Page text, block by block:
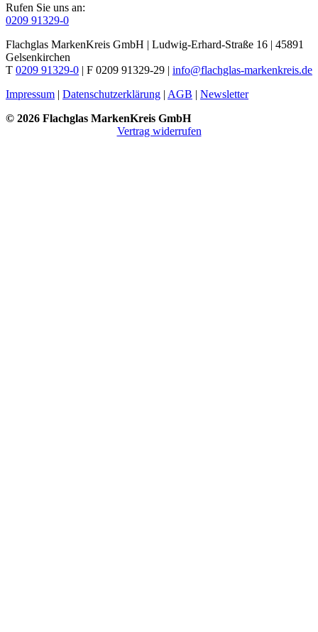
Rufen Sie uns an:
0209 91329-0
Flachglas MarkenKreis GmbH | Ludwig-Erhard-Straße 16 | 45891
Gelsenkirchen
T 0209 91329-0 | F 0209 91329-29 | info@flachglas-markenkreis.de
Impressum | Datenschutzerklärung | AGB | Newsletter
© 2026 Flachglas MarkenKreis GmbH
Vertrag widerrufen